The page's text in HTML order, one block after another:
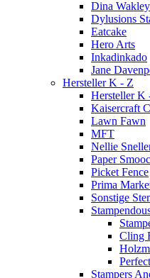
Dina Wakley
Dylusions
Eatcake
Hero Arts
Inkadinkado
Jane
Hersteller K - Z
Hersteller K
Kaisercraft
Lawn Fawn
MFT
Nellie
Paper
Picket Fence
Prima
Sonstige
Cling
Stampers